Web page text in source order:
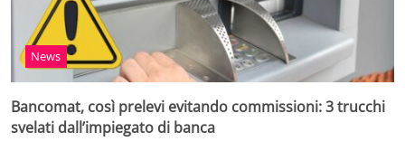
News
Bancomat, così prelevi evitando commissioni: 3 trucchi
svelati dall’impiegato di banca